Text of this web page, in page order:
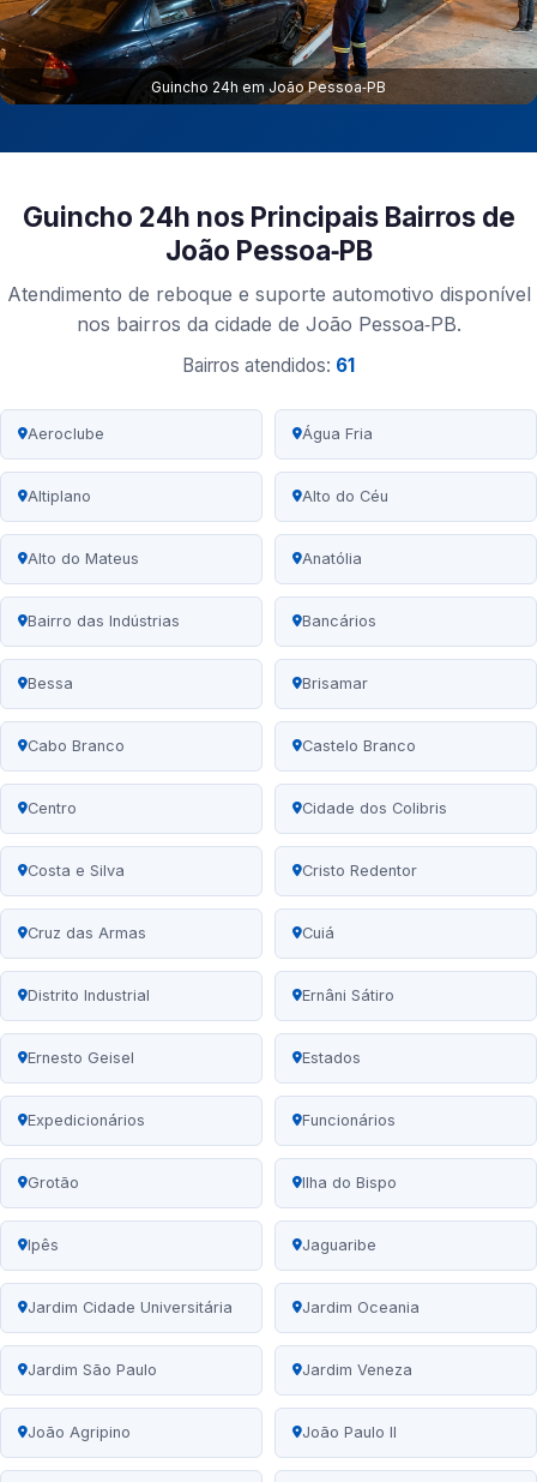
Guincho 24h em João Pessoa‑PB
Guincho 24h nos Principais Bairros de
João Pessoa‑PB
Atendimento de reboque e suporte automotivo disponível
nos bairros da cidade de João Pessoa‑PB.
Bairros atendidos: 61
Aeroclube Água Fria
Altiplano Alto do Céu
Alto do Mateus Anatólia
Bairro das Indústrias Bancários
Bessa Brisamar
Cabo Branco Castelo Branco
Centro Cidade dos Colibris
Costa e Silva Cristo Redentor
Cruz das Armas Cuiá
Distrito Industrial Ernâni Sátiro
Ernesto Geisel Estados
Expedicionários Funcionários
Grotão Ilha do Bispo
Ipês Jaguaribe
Jardim Cidade Universitária Jardim Oceania
Jardim São Paulo Jardim Veneza
João Agripino João Paulo II